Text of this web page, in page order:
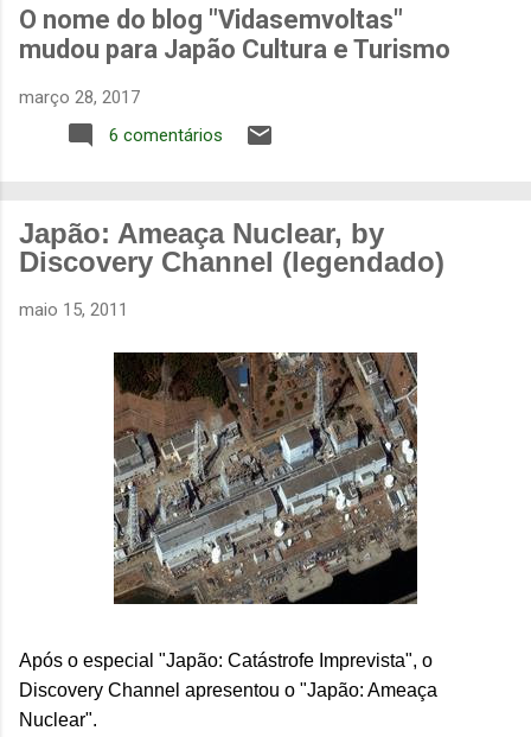
O nome do blog "Vidasemvoltas"
mudou para Japão Cultura e Turismo
março 28, 2017
6 comentários
Japão: Ameaça Nuclear, by
Discovery Channel (legendado)
maio 15, 2011
Após o especial "Japão: Catástrofe Imprevista", o
Discovery Channel apresentou o "Japão: Ameaça
Nuclear".